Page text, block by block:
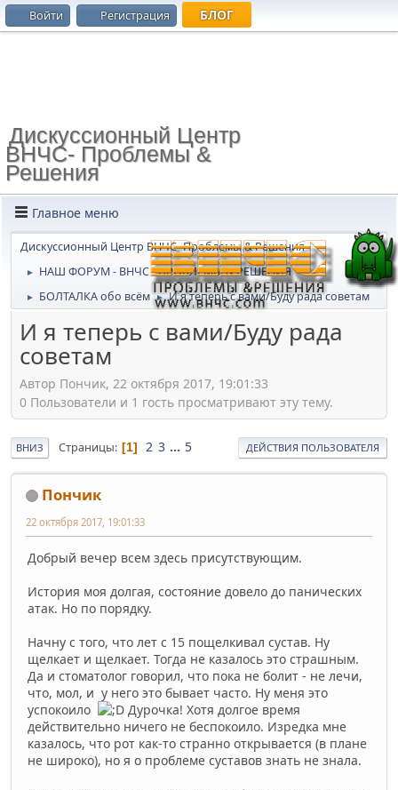
Войти Регистрация БЛОГ
Дискуссионный Центр
ВНЧС- Проблемы &
Решения
Главное меню
Дискуссионный Центр ВНЧС- Проблемы & Решения
► НАШ ФОРУМ - ВНЧС - ПРОБЛЕМЫ & РЕШЕНИЯ
► БОЛТАЛКА обо всём ► И я теперь с вами/Буду рада советам
И я теперь с вами/Буду рада
советам
Автор Пончик, 22 октября 2017, 19:01:33
0 Пользователи и 1 гость просматривают эту тему.
ВНИЗ Страницы 1 2 3 ... 5 ДЕЙСТВИЯ ПОЛЬЗОВАТЕЛЯ
Пончик
22 октября 2017, 19:01:33
Добрый вечер всем здесь присутствующим.
История моя долгая, состояние довело до панических
атак. Но по порядку.
Начну с того, что лет с 15 пощелкивал сустав. Ну
щелкает и щелкает. Тогда не казалось это страшным.
Да и стоматолог говорил, что пока не болит - не лечи,
что, мол, и у него это бывает часто. Ну меня это
успокоило
Дурочка! Хотя долгое время
действительно ничего не беспокоило. Изредка мне
казалось, что рот как-то странно открывается (в плане
не широко), но я о проблеме суставов знать не знала.